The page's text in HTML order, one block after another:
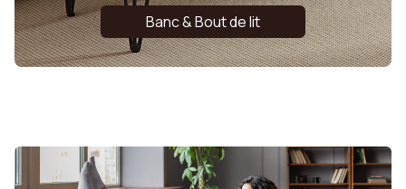
Banc & Bout de lit